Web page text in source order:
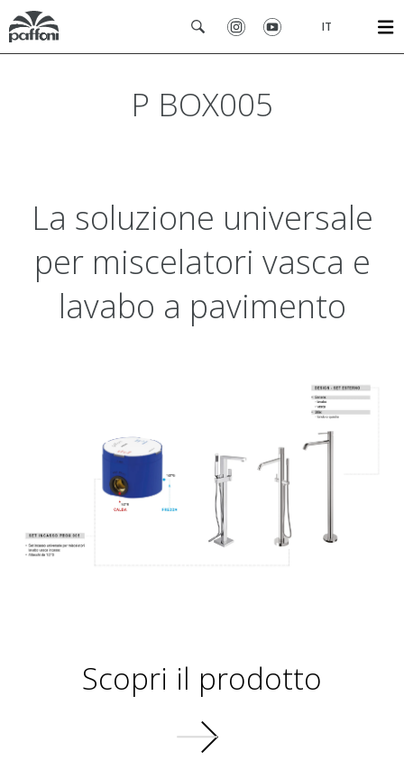
IT
P BOX005
La soluzione universale
per miscelatori vasca e
lavabo a pavimento
Scopri il prodotto